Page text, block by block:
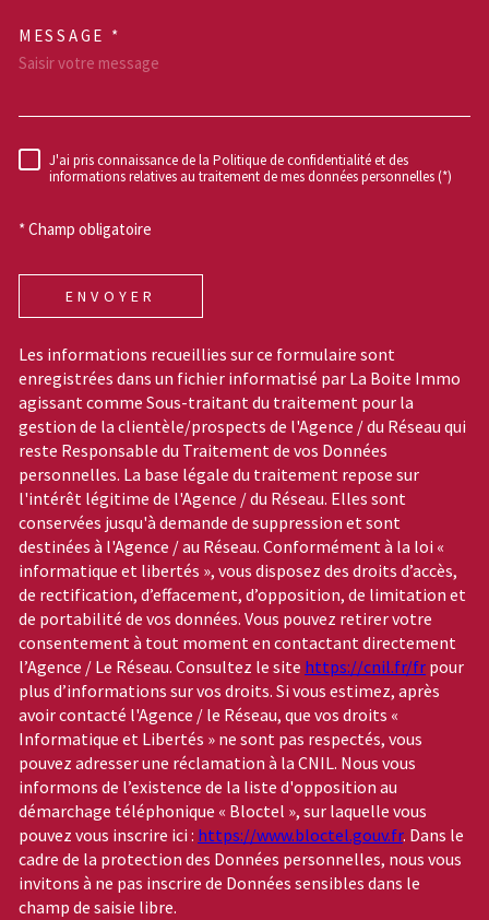
MESSAGE *
RÈGLEMENTATION
J'ai pris connaissance de la Politique de confidentialité et des
informations relatives au traitement de mes données personnelles (*)
* Champ obligatoire
ENVOYER
Les informations recueillies sur ce formulaire sont
enregistrées dans un fichier informatisé par La Boite Immo
agissant comme Sous-traitant du traitement pour la
gestion de la clientèle/prospects de l'Agence / du Réseau qui
reste Responsable du Traitement de vos Données
personnelles. La base légale du traitement repose sur
l'intérêt légitime de l'Agence / du Réseau. Elles sont
conservées jusqu'à demande de suppression et sont
destinées à l'Agence / au Réseau. Conformément à la loi «
informatique et libertés », vous disposez des droits d’accès,
de rectification, d’effacement, d’opposition, de limitation et
de portabilité de vos données. Vous pouvez retirer votre
consentement à tout moment en contactant directement
l’Agence / Le Réseau. Consultez le site https://cnil.fr/fr pour
plus d’informations sur vos droits. Si vous estimez, après
avoir contacté l'Agence / le Réseau, que vos droits «
Informatique et Libertés » ne sont pas respectés, vous
pouvez adresser une réclamation à la CNIL. Nous vous
informons de l’existence de la liste d'opposition au
démarchage téléphonique « Bloctel », sur laquelle vous
pouvez vous inscrire ici : https://www.bloctel.gouv.fr. Dans le
cadre de la protection des Données personnelles, nous vous
invitons à ne pas inscrire de Données sensibles dans le
champ de saisie libre.